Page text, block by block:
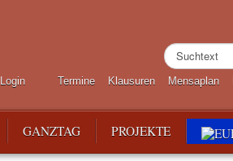
Suchen
...
Login
Termine Klausuren Mensaplan
GANZTAG PROJEKTE